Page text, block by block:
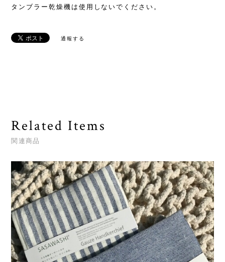
タンブラー乾燥機は使用しないでください。
通報する
Related Items
関連商品